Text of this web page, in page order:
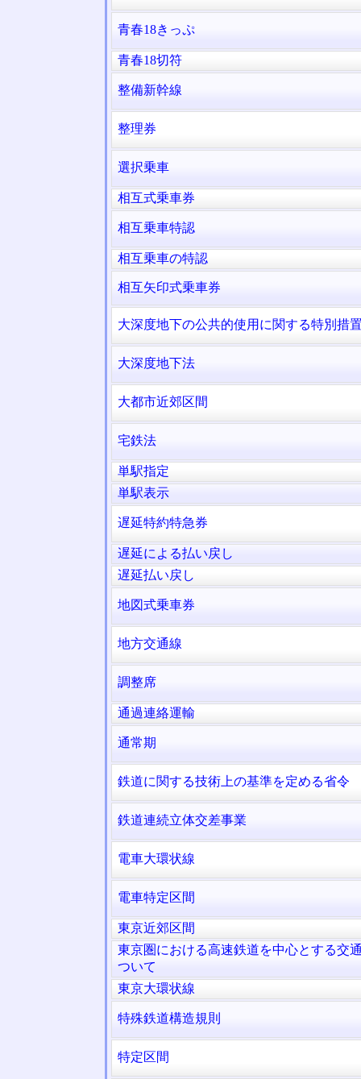
青春18きっぷ
青春18切符
整備新幹線
整理券
選択乗車
相互式乗車券
相互乗車特認
相互乗車の特認
相互矢印式乗車券
大深度地下の公共的使用に関する特別措
大深度地下法
大都市近郊区間
宅鉄法
単駅指定
単駅表示
遅延特約特急券
遅延による払い戻し
遅延払い戻し
地図式乗車券
地方交通線
調整席
通過連絡運輸
通常期
鉄道に関する技術上の基準を定める省令
鉄道連続立体交差事業
電車大環状線
電車特定区間
東京近郊区間
東京圏における高速鉄道を中心とする交
ついて
東京大環状線
特殊鉄道構造規則
特定区間